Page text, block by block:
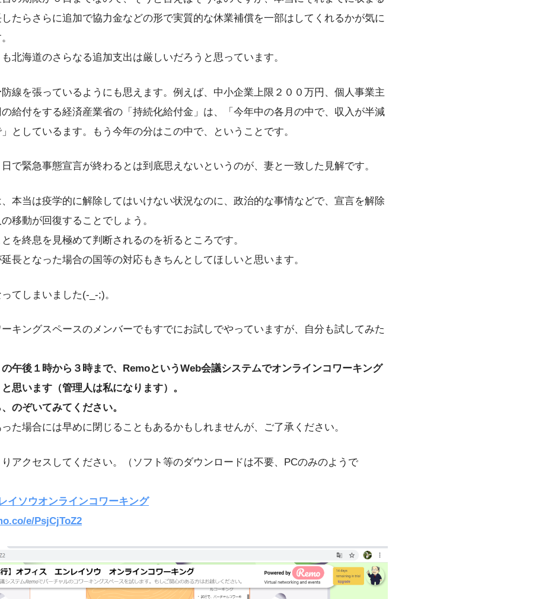
たらさらに追加で協力金などの形で実質的な休業補償を一部はしてくれるかが気に
北海道のさらなる追加支出は厳しいだろうと思っています。
線を張っているようにも思えます。例えば、中小企業上限２００万円、個人事業主
の給付をする経済産業省の「持続化給付金」は、「今年中の各月の中で、収入が半減
としているます。もう今年の分はこの中で、ということです。
で緊急事態宣言が終わるとは到底思えないというのが、妻と一致した見解です。
本当は疫学的に解除してはいけない状況なのに、政治的な事情などで、宣言を解除
移動が回復することでしょう。
を終息を見極めて判断されるのを祈るところです。
長となった場合の国等の対応もきちんとしてほしいと思います。
てしまいました(-_-;)。
キングスペースのメンバーでもすでにお試しでやっていますが、自分も試してみた
午後１時から３時まで、RemoというWeb会議システムでオンラインコワーキング
思います（管理人は私になります）。
のぞいてみてください。
た場合には早めに閉じることもあるかもしれませんが、ご了承ください。
アクセスしてください。（ソフト等のダウンロードは不要、PCのみのようで
イソウオンラインコワーキング
e/PsjCjToZ2